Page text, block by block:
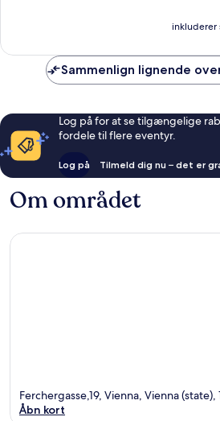
anmeldelser
inkluderer
Sammenlign lignende
Log på for at se tilgængelige
fordele til flere eventyr.
Log på Tilmeld dig nu – det er
Om området
Ferchergasse,19, Vienna, Vienna (state),
Åbn kort